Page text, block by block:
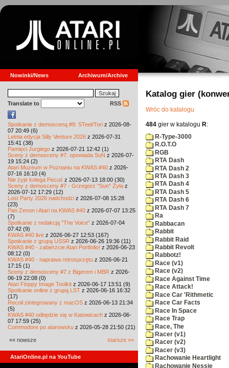
Nowinki/News Archiwum/Archive
Translate to RSS
Spotkanie z demosceną #9: STeel/Tori z 2026-08-
07 20:49 (6)
Letnia edycja Silly Venture 2026 z 2026-07-31
15:41 (38)
Pamięci Jurgiego z 2026-07-21 12:42 (1)
Sceny z demosceny #7: opowiada SuN z 2026-07-
19 15:24 (2)
Atari Muzeum w Poznaniu na KWAS #40 z 2026-
07-16 16:10 (4)
Nie żyje kolega Pecuś z 2026-07-13 18:00 (30)
Sceny z demosceny #7 - Grzegorz "Sun" Żyła z
2026-07-12 17:29 (12)
Lost Party 2026 nadchodzi z 2026-07-08 15:28
(23)
Pan Zenon i Atari na KWAS #40 z 2026-07-07 13:25
(7)
Spotkanie z redakcją "The Voice" z 2026-07-04
07:42 (9)
KWAS #40 live z 2026-06-27 12:53 (167)
Spotkanie z grupą USSR z 2026-06-26 19:36 (11)
KWAS #40 - zabierzcie Atari Portfolio! z 2026-06-23
08:12 (0)
KWAS #40 - naprawa retrosprzętu z 2026-06-21
17:15 (1)
Sceny z demosceny #7 z Bigerem i MBR z 2026-
06-19 22:08 (0)
Atari Floppy Image Toolkit z 2026-06-17 13:51 (9)
Spotkanie online z grupą LST z 2026-06-16 16:32
(17)
Recoil zintegrowany z macOS z 2026-06-13 21:34
(5)
KWAS #40 odbędzie się w Katowicach z 2026-06-
07 17:59 (25)
Commodore po atarowsku z 2026-05-28 21:50 (21)
«« nowsze starsze »»
AtariOnline.pl na YouTube
Katalog gier
Wróc do katalogu
484 gier w katalogu R:
R-Type-3000
R.O.T.O
RGB
RTA Dash
RTA Dash 2
RTA Dash 3
RTA Dash 4
RTA Dash 5
RTA Dash 6
RTA Dash 7
Ra
Rabbacan
Rabbit
Rabbit Raid
Rabbit Revolt
Rabbotz!
Race (v1)
Race (v2)
Race Against Time
Race Attack!
Race Car 'Rithmetic
Race Car Facts
Race In Space
Race Trap
Race, The
Racer (v1)
Racer (v2)
Racer (v3)
Rachowanie Heartlight
Rachowanie Nessie